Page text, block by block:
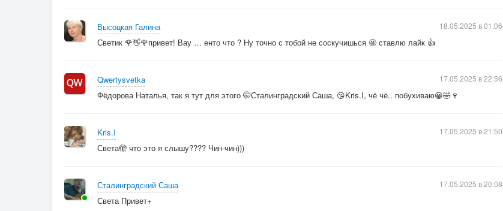
Высоцкая Галина
Светик 🌹👋🌹привет! Вау … енто что ? Ну точно с тобой не соскучишься 🤩 ставлю лайк 👍
18.05.2025 в 01:06
Qwertysvetka
Фёдорова Наталья, так я тут для этого 🤭Сталинградский Саша, 😘Kris.I, чё чё.. побухиваю😀🤣🍷
17.05.2025 в 22:56
Kris.I
Света🫣 что это я слышу???? Чин-чин)))
17.05.2025 в 21:50
Сталинградский Саша
Света Привет+
17.05.2025 в 20:08